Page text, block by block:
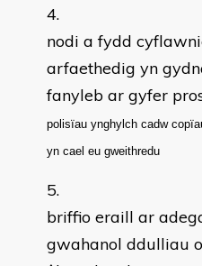
nodi a fydd
arfaethedig yn
fanyleb ar gyfer
polisïau ynghylch cadw cop
yn cael eu gweithredu
briffio eraill ar
gwahanol ddulliau